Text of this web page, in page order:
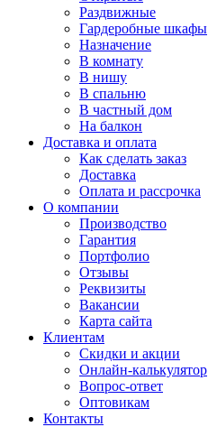
Раздвижные
Гардеробные шкафы
Назначение
В комнату
В нишу
В спальню
В частный дом
На балкон
Доставка и оплата
Как сделать заказ
Доставка
Оплата и рассрочка
О компании
Производство
Гарантия
Портфолио
Отзывы
Реквизиты
Вакансии
Карта сайта
Клиентам
Скидки и акции
Онлайн-калькулятор
Вопрос-ответ
Оптовикам
Контакты